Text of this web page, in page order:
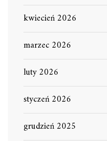
kwiecień 2026
marzec 2026
luty 2026
styczeń 2026
grudzień 2025